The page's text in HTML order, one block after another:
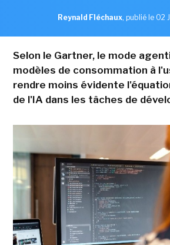
Reynald Fléchaux, publié le 02
Selon le Gartner, le mode
modèles de consommation à
rendre moins évidente
de l'IA dans les tâches de